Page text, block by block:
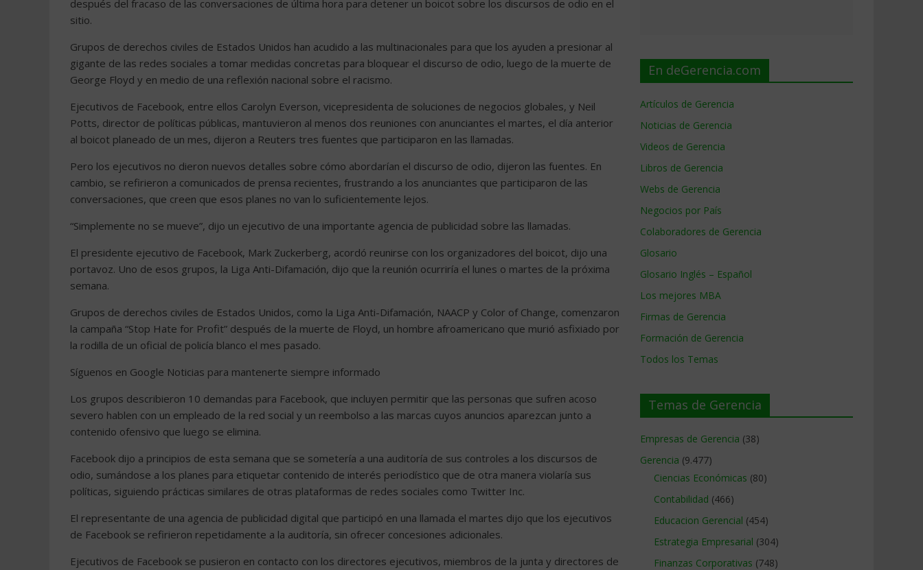
después del fracaso de las conversaciones de última hora para detener un boicot sobre los discursos de odio en el
sitio.
Grupos de derechos civiles de Estados Unidos han acudido a las multinacionales para que los ayuden a presionar al
gigante de las redes sociales a tomar medidas concretas para bloquear el discurso de odio, luego de la muerte de
George Floyd y en medio de una reflexión nacional sobre el racismo.
Ejecutivos de Facebook, entre ellos Carolyn Everson, vicepresidenta de soluciones de negocios globales, y Neil
Potts, director de políticas públicas, mantuvieron al menos dos reuniones con anunciantes el martes, el día anterior
al boicot planeado de un mes, dijeron a Reuters tres fuentes que participaron en las llamadas.
Pero los ejecutivos no dieron nuevos detalles sobre cómo abordarían el discurso de odio, dijeron las fuentes. En
cambio, se refirieron a comunicados de prensa recientes, frustrando a los anunciantes que participaron de las
conversaciones, que creen que esos planes no van lo suficientemente lejos.
“Simplemente no se mueve”, dijo un ejecutivo de una importante agencia de publicidad sobre las llamadas.
El presidente ejecutivo de Facebook, Mark Zuckerberg, acordó reunirse con los organizadores del boicot, dijo una
portavoz. Uno de esos grupos, la Liga Anti-Difamación, dijo que la reunión ocurriría el lunes o martes de la próxima
semana.
Grupos de derechos civiles de Estados Unidos, como la Liga Anti-Difamación, NAACP y Color of Change, comenzaron
la campaña “Stop Hate for Profit” después de la muerte de Floyd, un hombre afroamericano que murió asfixiado por
la rodilla de un oficial de policía blanco el mes pasado.
Síguenos en Google Noticias para mantenerte siempre informado
Los grupos describieron 10 demandas para Facebook, que incluyen permitir que las personas que sufren acoso
severo hablen con un empleado de la red social y un reembolso a las marcas cuyos anuncios aparezcan junto a
contenido ofensivo que luego se elimina.
Facebook dijo a principios de esta semana que se sometería a una auditoría de sus controles a los discursos de
odio, sumándose a los planes para etiquetar contenido de interés periodístico que de otra manera violaría sus
políticas, siguiendo prácticas similares de otras plataformas de redes sociales como Twitter Inc.
El representante de una agencia de publicidad digital que participó en una llamada el martes dijo que los ejecutivos
de Facebook se refirieron repetidamente a la auditoría, sin ofrecer concesiones adicionales.
Ejecutivos de Facebook se pusieron en contacto con los directores ejecutivos, miembros de la junta y directores de
En deGerencia.com
Artículos de Gerencia
Noticias de Gerencia
Videos de Gerencia
Libros de Gerencia
Webs de Gerencia
Negocios por País
Colaboradores de Gerencia
Glosario
Glosario Inglés – Español
Los mejores MBA
Firmas de Gerencia
Formación de Gerencia
Todos los Temas
Temas de Gerencia
Empresas de Gerencia (38)
Gerencia (9.477)
Ciencias Económicas (80)
Contabilidad (466)
Educacion Gerencial (454)
Estrategia Empresarial (304)
Finanzas Corporativas (748)